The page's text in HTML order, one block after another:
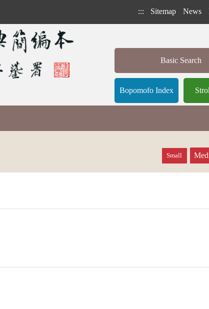
::: Sitemap News
Basic Search
Bopomofo Index
Small